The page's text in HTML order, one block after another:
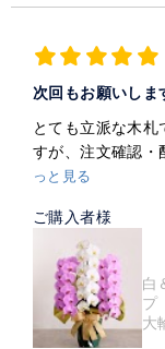
次回もお願いしま
とても立派な木
すが、注文確認・
っと見る
ご購入者様
白
プ
大